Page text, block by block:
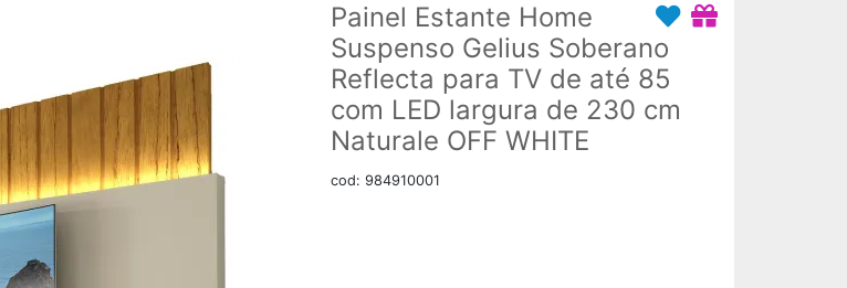
Painel Estante Home
Suspenso Gelius Soberano
Reflecta para TV de até 85
com LED largura de 230 cm
Naturale OFF WHITE
cod: 984910001